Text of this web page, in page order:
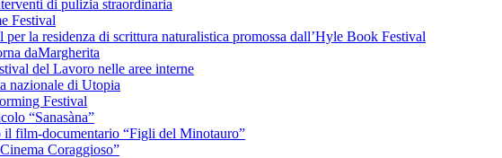
di pulizia straordinaria
Festival
la residenza di scrittura naturalistica promossa dall’Hyle Book Festival
daMargherita
del Lavoro nelle aree interne
nazionale di Utopia
Festival
“Sanasàna”
film-documentario “Figli del Minotauro”
Coraggioso”